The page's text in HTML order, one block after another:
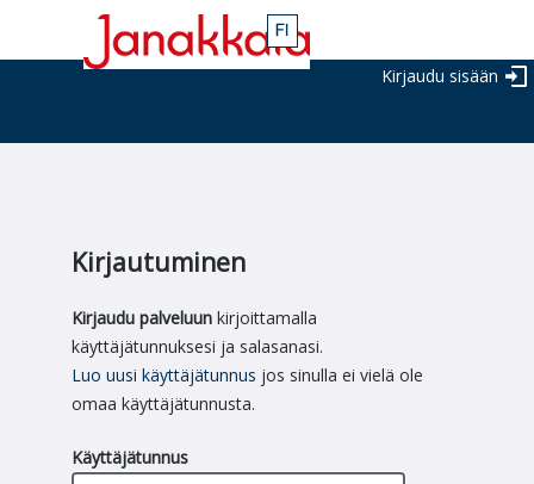
Kirjaudu sisään
Kirjautuminen
Kirjaudu palveluun kirjoittamalla
käyttäjätunnuksesi ja salasanasi.
Luo uusi käyttäjätunnus jos sinulla ei vielä ole
omaa käyttäjätunnusta.
Käyttäjätunnus